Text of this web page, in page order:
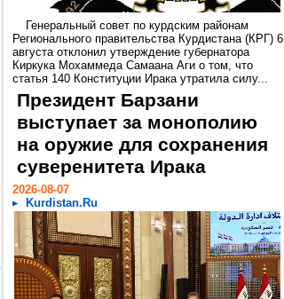
Генеральный совет по курдским районам
Регионального правительства Курдистана (КРГ) 6
августа отклонил утверждение губернатора
Киркука Мохаммеда Самаана Аги о том, что
статья 140 Конституции Ирака утратила силу...
Президент Барзани
выступает за монополию
на оружие для сохранения
суверенитета Ирака
2026-08-07
Kurdistan.Ru